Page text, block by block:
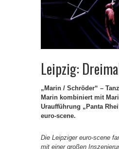
Leipzig:
„Marin / Schröder“ –
Marin kombiniert mit
Uraufführung „Panta
euro-scene.
Die Leipziger euro-scene
mit einer großen